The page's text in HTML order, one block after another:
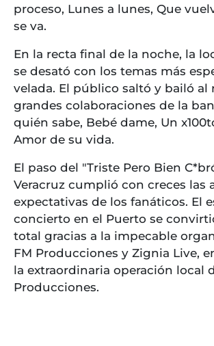
proceso, Lunes a lunes, Que
se va.
En la recta final de la noche, la
se desató con los temas más
velada. El público saltó y bailó al
grandes colaboraciones de la
quién sabe, Bebé dame, Un
Amor de su vida.
El paso del "Triste Pero Bien
Veracruz cumplió con creces las
expectativas de los fanáticos. El
concierto en el Puerto se
total gracias a la impecable
FM Producciones y Zignia Live,
la extraordinaria operación local
Producciones.